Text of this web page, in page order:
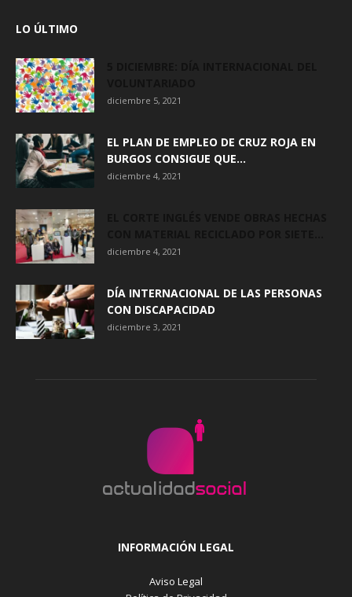
LO ÚLTIMO
diciembre 5, 2021
EL PLAN DE EMPLEO DE CRUZ ROJA EN
BURGOS CONSIGUE QUE...
diciembre 4, 2021
diciembre 4, 2021
DÍA INTERNACIONAL DE LAS PERSONAS
CON DISCAPACIDAD
diciembre 3, 2021
INFORMACIÓN LEGAL
Aviso Legal